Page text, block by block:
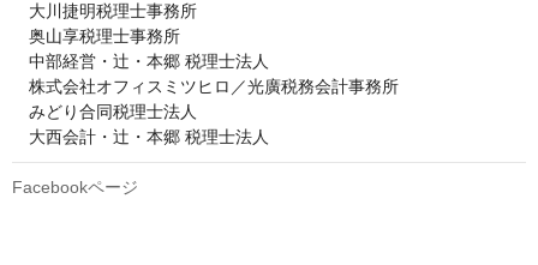
大川捷明税理士事務所
奥山享税理士事務所
中部経営・辻・本郷 税理士法人
株式会社オフィスミツヒロ／光廣税務会計事務所
みどり合同税理士法人
大西会計・辻・本郷 税理士法人
Facebookページ